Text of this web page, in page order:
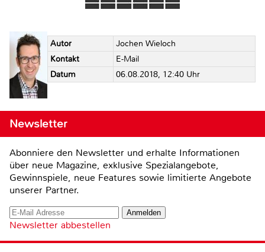
Autor
Jochen Wieloch
Kontakt
E-Mail
Datum
06.08.2018, 12:40 Uhr
Newsletter
Abonniere den Newsletter und erhalte Informationen
über neue Magazine, exklusive Spezialangebote,
Gewinnspiele, neue Features sowie limitierte Angebote
unserer Partner.
Newsletter abbestellen